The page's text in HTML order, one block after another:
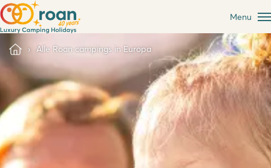
Menu
Alle Roan campings in Europa